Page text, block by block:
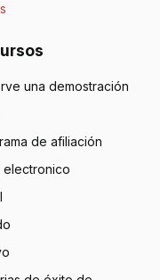
una demostración
de afiliación
electronico